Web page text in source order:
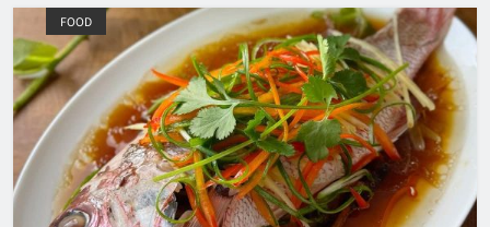
FOOD